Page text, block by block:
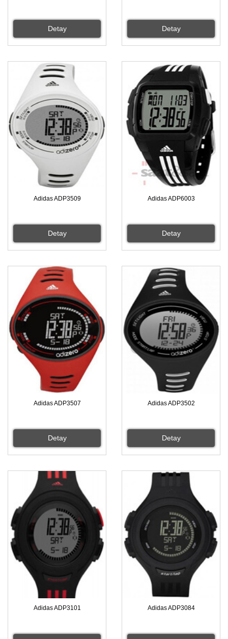
Detay Detay
Adidas ADP3509
Detay
Adidas ADP6003
Detay
Adidas ADP3507
Detay
Adidas ADP3502
Detay
Adidas ADP3101 Adidas ADP3084